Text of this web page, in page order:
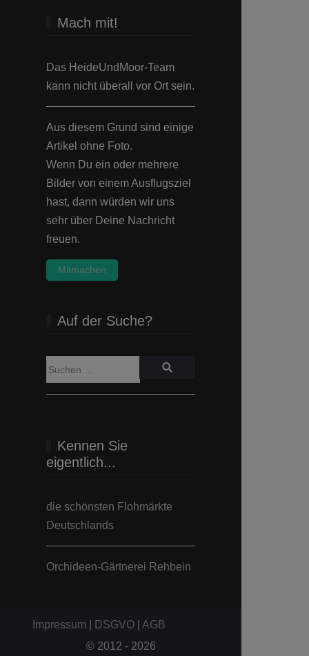
Mach mit!
Das HeideUndMoor-Team
kann nicht überall vor Ort sein.
Aus diesem Grund sind einige
Artikel ohne Foto.
Wenn Du ein oder mehrere
Bilder von einem Ausflugsziel
hast, dann würden wir uns
sehr über Deine Nachricht
freuen.
Mitmachen
Auf der Suche?
Kennen Sie
eigentlich...
die schönsten Flohmärkte
Deutschlands
Orchideen-Gärtnerei Rehbein
Impressum DSGVO
AGB
© 2012 - 2026